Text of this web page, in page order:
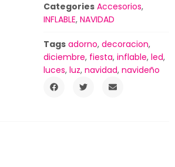
Categories Accesorios,
INFLABLE, NAVIDAD
Tags adorno, decoracion,
diciembre, fiesta, inflable, led,
luces, luz, navidad, navideño